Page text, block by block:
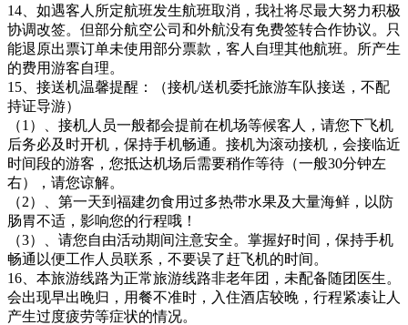
14、如遇客人所定航班发生航班取消，我社将尽最大努力积极
协调改签。但部分航空公司和外航没有免费签转合作协议。只
能退原出票订单未使用部分票款，客人自理其他航班。所产生
的费用游客自理。
15、接送机温馨提醒：（接机/送机委托旅游车队接送，不配
持证导游）
（1）、接机人员一般都会提前在机场等候客人，请您下飞机
后务必及时开机，保持手机畅通。接机为滚动接机，会接临近
时间段的游客，您抵达机场后需要稍作等待（一般30分钟左
右），请您谅解。
（2）、第一天到福建勿食用过多热带水果及大量海鲜，以防
肠胃不适，影响您的行程哦！
（3）、请您自由活动期间注意安全。掌握好时间，保持手机
畅通以便工作人员联系，不要误了赶飞机的时间。
16、本旅游线路为正常旅游线路非老年团，未配备随团医生。
会出现早出晚归，用餐不准时，入住酒店较晚，行程紧凑让人
产生过度疲劳等症状的情况。